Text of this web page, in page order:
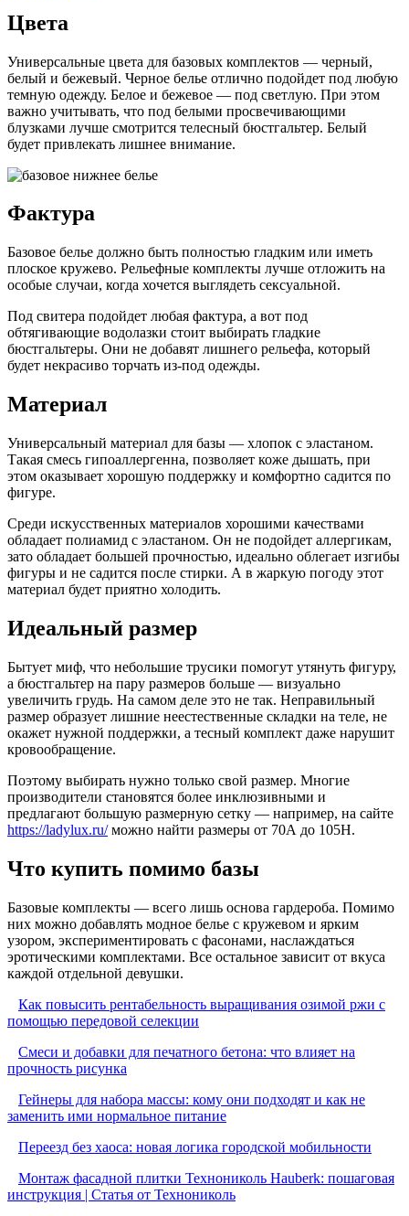
Цвета
Универсальные цвета для базовых комплектов — черный,
белый и бежевый. Черное белье отлично подойдет под любую
темную одежду. Белое и бежевое — под светлую. При этом
важно учитывать, что под белыми просвечивающими
блузками лучше смотрится телесный бюстгальтер. Белый
будет привлекать лишнее внимание.
Фактура
Базовое белье должно быть полностью гладким или иметь
плоское кружево. Рельефные комплекты лучше отложить на
особые случаи, когда хочется выглядеть сексуальной.
Под свитера подойдет любая фактура, а вот под
обтягивающие водолазки стоит выбирать гладкие
бюстгальтеры. Они не добавят лишнего рельефа, который
будет некрасиво торчать из-под одежды.
Материал
Универсальный материал для базы — хлопок с эластаном.
Такая смесь гипоаллергенна, позволяет коже дышать, при
этом оказывает хорошую поддержку и комфортно садится по
фигуре.
Среди искусственных материалов хорошими качествами
обладает полиамид с эластаном. Он не подойдет аллергикам,
зато обладает большей прочностью, идеально облегает изгибы
фигуры и не садится после стирки. А в жаркую погоду этот
материал будет приятно холодить.
Идеальный размер
Бытует миф, что небольшие трусики помогут утянуть фигуру,
а бюстгальтер на пару размеров больше — визуально
увеличить грудь. На самом деле это не так. Неправильный
размер образует лишние неестественные складки на теле, не
окажет нужной поддержки, а тесный комплект даже нарушит
кровообращение.
Поэтому выбирать нужно только свой размер. Многие
производители становятся более инклюзивными и
предлагают большую размерную сетку — например, на сайте
https://ladylux.ru/можно найти размеры от 70А до 105Н.
Что купить помимо базы
Базовые комплекты — всего лишь основа гардероба. Помимо
них можно добавлять модное белье с кружевом и ярким
узором, экспериментировать с фасонами, наслаждаться
эротическими комплектами. Все остальное зависит от вкуса
каждой отдельной девушки.
Как повысить рентабельность выращивания озимой ржи с
помощью передовой селекции
Смеси и добавки для печатного бетона: что влияет на
прочность рисунка
Гейнеры для набора массы: кому они подходят и как не
заменить ими нормальное питание
Переезд без хаоса: новая логика городской мобильности
Монтаж фасадной плитки Технониколь Hauberk: пошаговая
инструкция | Статья от Технониколь